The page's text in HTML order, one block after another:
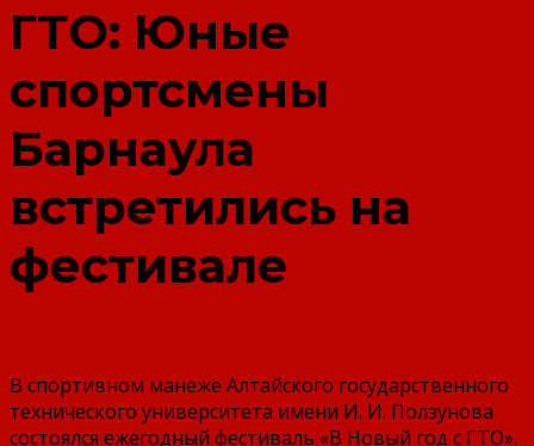
ГТО: Юные
спортсмены
Барнаула
встретились на
фестивале
В спортивном манеже Алтайского государственного
технического университета имени И. И. Ползунова
состоялся ежегодный фестиваль «В Новый год с ГТО».